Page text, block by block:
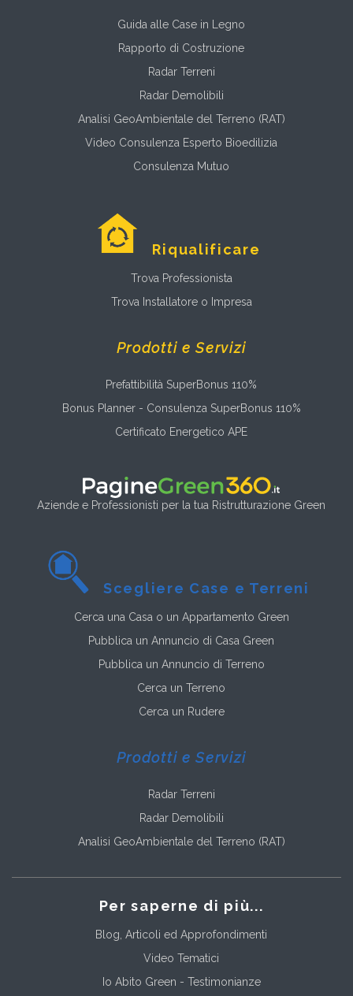
Guida alle Case in Legno
Rapporto di Costruzione
Radar Terreni
Radar Demolibili
Analisi GeoAmbientale del Terreno (RAT)
Video Consulenza Esperto Bioedilizia
Consulenza Mutuo
Riqualificare
Trova Professionista
Trova Installatore o Impresa
Prodotti e Servizi
Prefattibilità SuperBonus 110%
Bonus Planner - Consulenza SuperBonus 110%
Certificato Energetico APE
Aziende e Professionisti per la tua Ristrutturazione Green
Scegliere Case e Terreni
Cerca una Casa o un Appartamento Green
Pubblica un Annuncio di Casa Green
Pubblica un Annuncio di Terreno
Cerca un Terreno
Cerca un Rudere
Prodotti e Servizi
Radar Terreni
Radar Demolibili
Analisi GeoAmbientale del Terreno (RAT)
Per saperne di più...
Blog, Articoli ed Approfondimenti
Video Tematici
Io Abito Green - Testimonianze